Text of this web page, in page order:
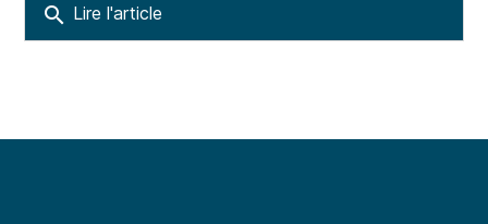
search Lire l'article